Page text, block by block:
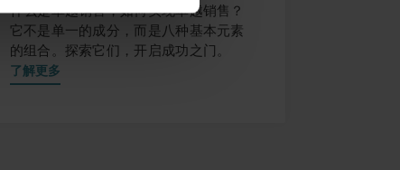
什么是卓越销售，如何实现卓越销售？
它不是单一的成分，而是八种基本元素
的组合。探索它们，开启成功之门。
了解更多